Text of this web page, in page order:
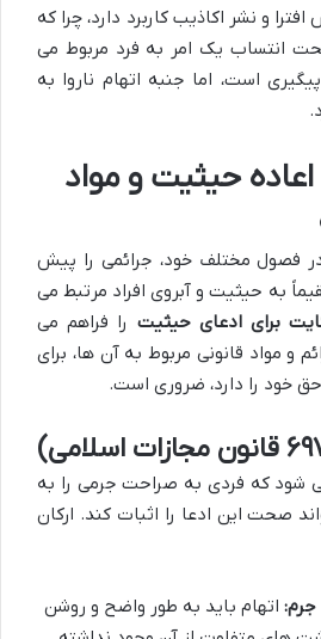
و نشر اکاذیب کاربرد دارد، چرا که
انتساب یک امر به فرد مربوط می
است، اما جنبه اتهام ناروا به
اعاده حیثیت و مواد
در فصول مختلف خود، جرائمی را پیش
به حیثیت و آبروی افراد مرتبط می
برای ادعای حیثیت را فراهم می
و مواد قانونی مربوط به آن ها، برای
خود را دارد، ضروری است.
شود که فردی به صراحت جرمی را به
صحت این ادعا را اثبات کند. ارکان
اتهام باید به طور واضح و روشن